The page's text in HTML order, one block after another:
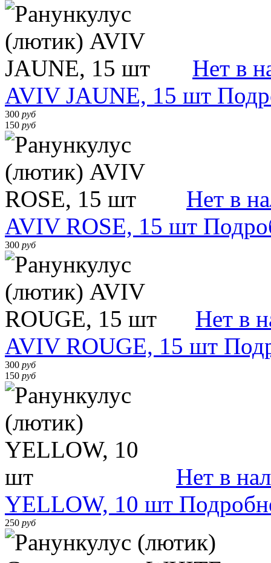
Нет в
AVIV JAUNE, 15 шт
300 руб
150 руб
Нет в
AVIV ROSE, 15 шт
300 руб
Нет в
AVIV ROUGE, 15 шт
300 руб
150 руб
Нет в
YELLOW, 10 шт
250 руб